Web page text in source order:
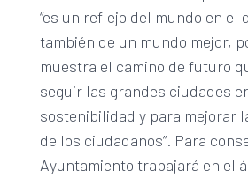
“es un reflejo del mundo en el
también de un mundo mejor,
muestra el camino de futuro
seguir las grandes ciudades
sostenibilidad y para mejorar
de los ciudadanos”. Para
Ayuntamiento trabajará en el